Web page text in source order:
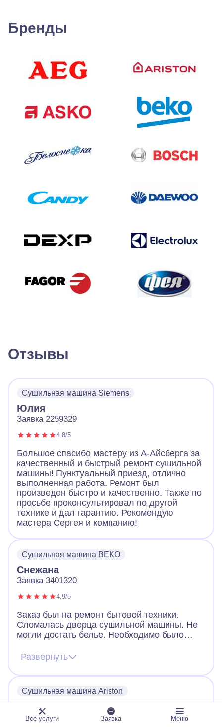
Бренды
Отзывы
Сушильная машина Siemens
Юлия
Заявка 2259329
4.8/5
Большое спасибо мастеру из А-Айсберга за
качественный и быстрый ремонт сушильной
машины! Пунктуальный приезд, отлично
выполненная работа. Ремонт был
произведен быстро и качественно. Также по
просьбе проконсультировал по другой
технике и дал гарантию. Рекомендую
мастера Сергея и компанию!
Сушильная машина BEKO
Снежана
Заявка 3401320
4.9/5
Заказ был на ремонт бытовой техники.
Сломалась дверца сушильной машины. Не
могли достать белье. Необходимо было
заменить замок. Мастер из А-Айсберг
приехал, открыл нам замок. Нашел
запасную часть, которая подошла, не
старая. Мастеру спасибо.
Развернуть
Сушильная машина Ariston
Диана
Заявка 1100814
Все услуги Заявка Меню